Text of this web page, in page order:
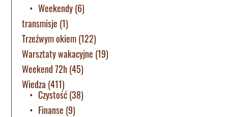
Weekendy(6)
transmisje (1)
Trzeźwym okiem(122)
Warsztaty wakacyjne (19)
Weekend 72h(45)
Wiedza (411)
Czystość(38)
Finanse (9)